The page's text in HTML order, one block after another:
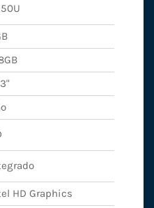
HD Graphics